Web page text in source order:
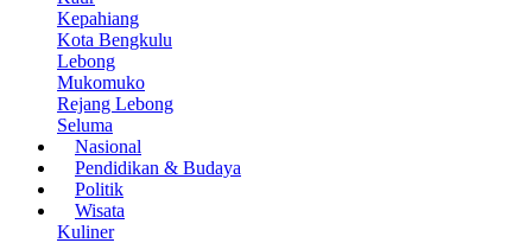
Kepahiang
Kota Bengkulu
Lebong
Mukomuko
Rejang Lebong
Seluma
Nasional
Pendidikan & Budaya
Politik
Wisata
Kuliner